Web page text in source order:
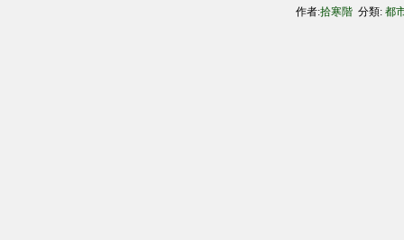
作者:拾寒階 分類: 都